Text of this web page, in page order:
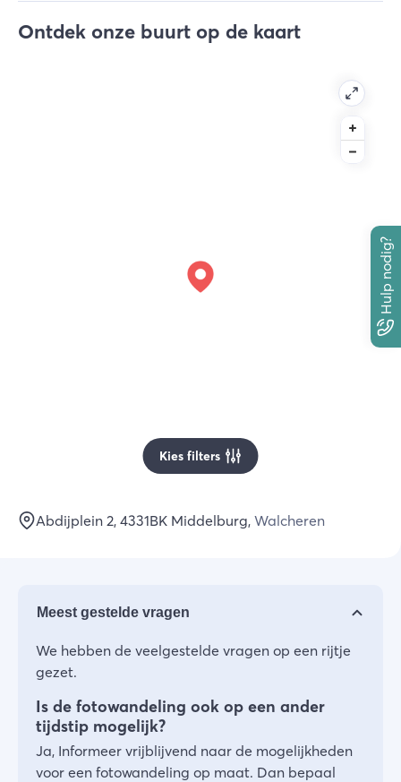
Hulp nodig?
Ontdek onze buurt op de kaart
Kies filters
Abdijplein 2, 4331BK Middelburg, Walcheren
Meest gestelde vragen
We hebben de veelgestelde vragen op een rijtje
gezet.
Is de fotowandeling ook op een ander
tijdstip mogelijk?
Ja, Informeer vrijblijvend naar de mogelijkheden
voor een fotowandeling op maat. Dan bepaal